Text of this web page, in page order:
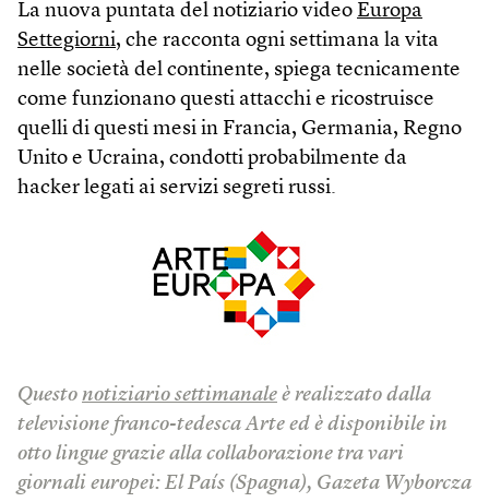
La nuova puntata del notiziario video Europa
Settegiorni, che racconta ogni settimana la vita
nelle società del continente, spiega tecnicamente
come funzionano questi attacchi e ricostruisce
quelli di questi mesi in Francia, Germania, Regno
Unito e Ucraina, condotti probabilmente da
hacker legati ai servizi segreti russi.
Questo notiziario settimanale è realizzato dalla
televisione franco-tedesca Arte ed è disponibile in
otto lingue grazie alla collaborazione tra vari
giornali europei: El País (Spagna), Gazeta Wyborcza